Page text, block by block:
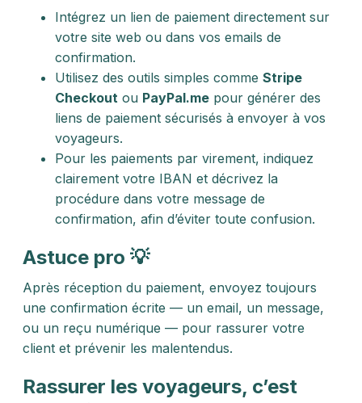
Intégrez un lien de paiement directement sur
votre site web ou dans vos emails de
confirmation.
Utilisez des outils simples comme Stripe
Checkout ou PayPal.me pour générer des
liens de paiement sécurisés à envoyer à vos
voyageurs.
Pour les paiements par virement, indiquez
clairement votre IBAN et décrivez la
procédure dans votre message de
confirmation, afin d’éviter toute confusion.
Astuce pro 💡
Après réception du paiement, envoyez toujours
une confirmation écrite — un email, un message,
ou un reçu numérique — pour rassurer votre
client et prévenir les malentendus.
Rassurer les voyageurs, c’est